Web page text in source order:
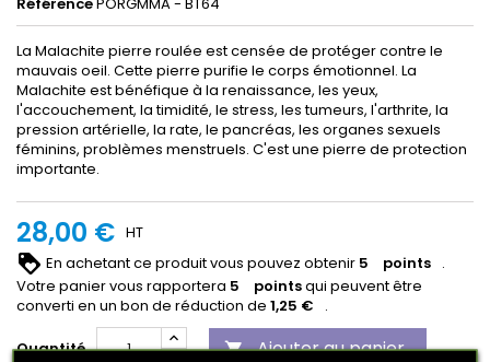
La Malachite pierre roulée est censée de protéger contre le
mauvais oeil. Cette pierre purifie le corps émotionnel. La
Malachite est bénéfique à la renaissance, les yeux,
l'accouchement, la timidité, le stress, les tumeurs, l'arthrite, la
pression artérielle, la rate, le pancréas, les organes sexuels
féminins, problèmes menstruels. C'est une pierre de protection
importante.
28,00 € HT
En achetant ce produit vous pouvez obtenir 5 points .
Votre panier vous rapportera 5 pointsqui peuvent être
converti en un bon de réduction de 1,25 € .
Quantité  Ajouter au panier